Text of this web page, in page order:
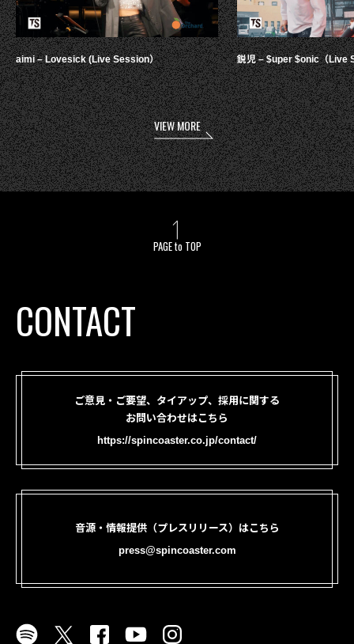
aimi – Lovesick (Live Session） 鋭児 – $uper $onic（Live
VIEW MORE
PAGE to TOP
CONTACT
ご意見・ご要望、タイアップ、採用に関する
お問い合わせはこちら
https://spincoaster.co.jp/contact/
音源・情報提供（プレスリリース）はこちら
press@spincoaster.com